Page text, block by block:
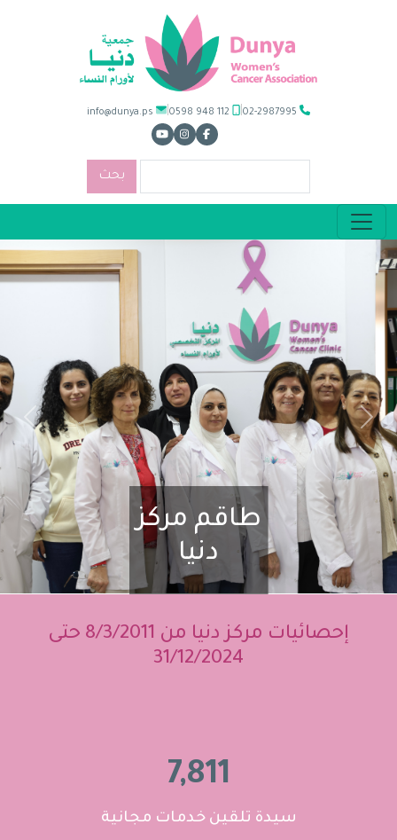
0598 948 112
info@dunya.ps
بحث
طاقم مركز
دنيا
Next
إحصائيات مركز دنيا من 8/3/2011 حتى
31/12/2024
7,811
سيدة تلقين خدمات مجانية